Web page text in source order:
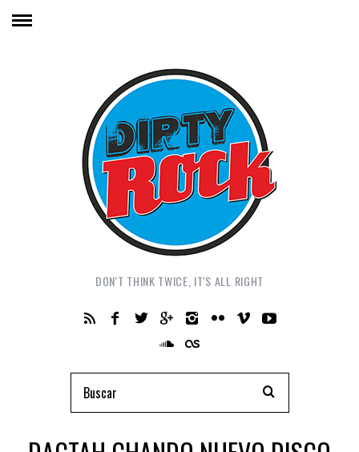
DON'T THINK TWICE, IT'S ALL RIGHT